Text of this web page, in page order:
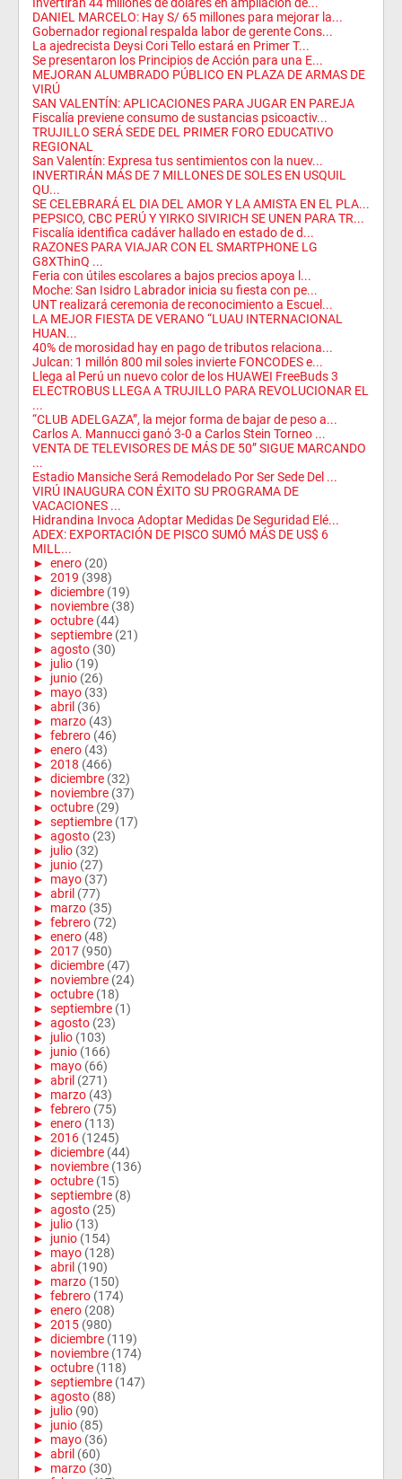
DANIEL MARCELO: Hay S/ 65 millones para mejorar la...
Gobernador regional respalda labor de gerente Cons...
La ajedrecista Deysi Cori Tello estará en Primer T...
Se presentaron los Principios de Acción para una E...
MEJORAN ALUMBRADO PÚBLICO EN PLAZA DE ARMAS DE
VIRÚ
SAN VALENTÍN: APLICACIONES PARA JUGAR EN PAREJA
Fiscalía previene consumo de sustancias psicoactiv...
TRUJILLO SERÁ SEDE DEL PRIMER FORO EDUCATIVO
REGIONAL
San Valentín: Expresa tus sentimientos con la nuev...
INVERTIRÁN MÁS DE 7 MILLONES DE SOLES EN USQUIL
QU...
SE CELEBRARÁ EL DIA DEL AMOR Y LA AMISTA EN EL PLA...
PEPSICO, CBC PERÚ Y YIRKO SIVIRICH SE UNEN PARA TR...
Fiscalía identifica cadáver hallado en estado de d...
RAZONES PARA VIAJAR CON EL SMARTPHONE LG
G8XThinQ ...
Feria con útiles escolares a bajos precios apoya l...
Moche: San Isidro Labrador inicia su fiesta con pe...
UNT realizará ceremonia de reconocimiento a Escuel...
LA MEJOR FIESTA DE VERANO “LUAU INTERNACIONAL
HUAN...
40% de morosidad hay en pago de tributos relaciona...
Julcan: 1 millón 800 mil soles invierte FONCODES e...
Llega al Perú un nuevo color de los HUAWEI FreeBuds 3
ELECTROBUS LLEGA A TRUJILLO PARA REVOLUCIONAR EL
...
“CLUB ADELGAZA”, la mejor forma de bajar de peso a...
Carlos A. Mannucci ganó 3-0 a Carlos Stein Torneo ...
VENTA DE TELEVISORES DE MÁS DE 50” SIGUE MARCANDO
...
Estadio Mansiche Será Remodelado Por Ser Sede Del ...
VIRÚ INAUGURA CON ÉXITO SU PROGRAMA DE
VACACIONES ...
Hidrandina Invoca Adoptar Medidas De Seguridad Elé...
ADEX: EXPORTACIÓN DE PISCO SUMÓ MÁS DE US$ 6
MILL...
► enero (20)
► 2019 (398)
► diciembre (19)
► noviembre (38)
► octubre (44)
► septiembre (21)
► agosto (30)
► julio (19)
► junio (26)
► mayo (33)
► abril (36)
► marzo (43)
► febrero (46)
► enero (43)
► 2018 (466)
► diciembre (32)
► noviembre (37)
► octubre (29)
► septiembre (17)
► agosto (23)
► julio (32)
► junio (27)
► mayo (37)
► abril (77)
► marzo (35)
► febrero (72)
► enero (48)
► 2017 (950)
► diciembre (47)
► noviembre (24)
► octubre (18)
► septiembre (1)
► agosto (23)
► julio (103)
► junio (166)
► mayo (66)
► abril (271)
► marzo (43)
► febrero (75)
► enero (113)
► 2016 (1245)
► diciembre (44)
► noviembre (136)
► octubre (15)
► septiembre (8)
► agosto (25)
► julio (13)
► junio (154)
► mayo (128)
► abril (190)
► marzo (150)
► febrero (174)
► enero (208)
► 2015 (980)
► diciembre (119)
► noviembre (174)
► octubre (118)
► septiembre (147)
► agosto (88)
► julio (90)
► junio (85)
► mayo (36)
► abril (60)
► marzo (30)